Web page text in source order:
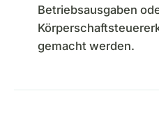
Betriebsausgaben
gemacht werden.